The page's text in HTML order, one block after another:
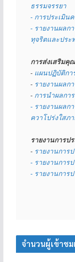
ธรรมจรรยา
- การประเมิน
- รายงานผลก
ทุจริตและประ
การส่งเสริมคุ
- แผนปฏิบัติกา
- รายงานผลก
- การนำผลกา
- รายงานผลก
ควาโปร่งใสภ
รายงานการป
- รายงานการ
- รายงานการ
- รายงานการ
จำนวนผู้เข้าชม